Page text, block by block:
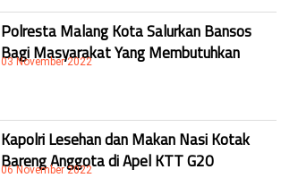
Polresta Malang Kota Salurkan Bansos
Bagi Masyarakat Yang Membutuhkan
03 November 2022
Kapolri Lesehan dan Makan Nasi Kotak
Bareng Anggota di Apel KTT G20
06 November 2022